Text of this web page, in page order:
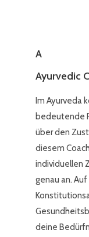
A
Ayurvedic
Im Ayurveda
bedeutende
über den
diesem
individuellen
genau an.
deine